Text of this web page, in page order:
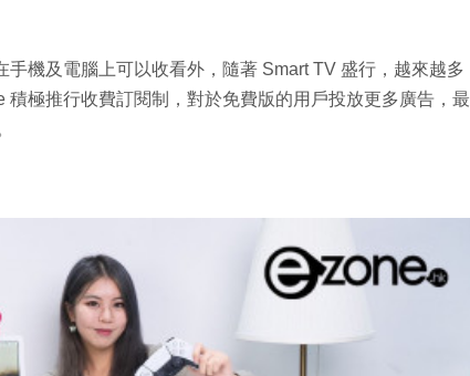
機及電腦上可以收看外，隨著 Smart TV 盛行，越來越多
積極推行收費訂閱制，對於免費版的用戶投放更多廣告，最